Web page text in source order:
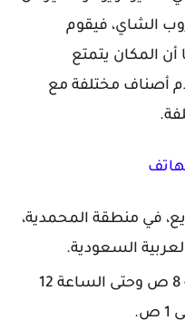
الشاي، فيقوم
أن المكان يتمتع
أصناف مختلفة مع
في منطقة المحمدية،
مواعيد العمل: من الساعة 8 ص وحتى الساعة 12